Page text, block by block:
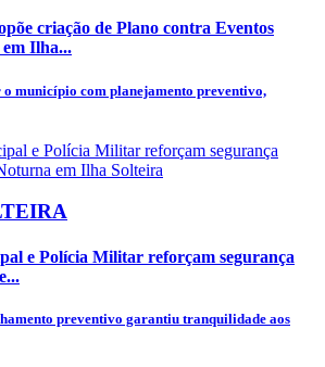
criação de Plano contra Eventos
Ilha...
município com planejamento preventivo,
e Polícia Militar reforçam segurança
preventivo garantiu tranquilidade aos